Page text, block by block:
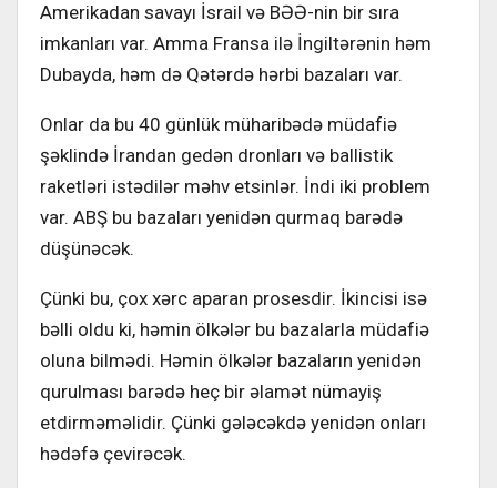
Amerikadan savayı İsrail və BƏƏ-nin bir sıra
imkanları var. Amma Fransa ilə İngiltərənin həm
Dubayda, həm də Qətərdə hərbi bazaları var.
Onlar da bu 40 günlük müharibədə müdafiə
şəklində İrandan gedən dronları və ballistik
raketləri istədilər məhv etsinlər. İndi iki problem
var. ABŞ bu bazaları yenidən qurmaq barədə
düşünəcək.
Çünki bu, çox xərc aparan prosesdir. İkincisi isə
bəlli oldu ki, həmin ölkələr bu bazalarla müdafiə
oluna bilmədi. Həmin ölkələr bazaların yenidən
qurulması barədə heç bir əlamət nümayiş
etdirməməlidir. Çünki gələcəkdə yenidən onları
hədəfə çevirəcək.